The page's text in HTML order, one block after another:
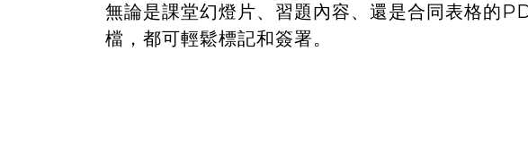
無論是課堂幻燈片、習題內容、還是合同表格的
檔，都可輕鬆標記和簽署。